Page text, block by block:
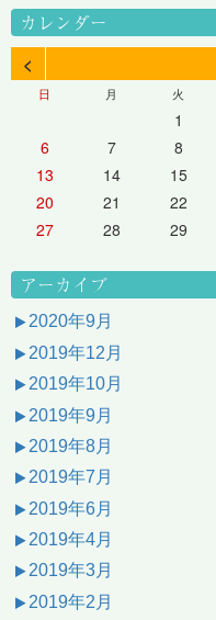
カレンダー
<
日 月 火
1
6
7 8
13
14 15
20
21 22
27
28 29
アーカイブ
2020年9月
2019年12月
2019年10月
2019年9月
2019年8月
2019年7月
2019年6月
2019年4月
2019年3月
2019年2月